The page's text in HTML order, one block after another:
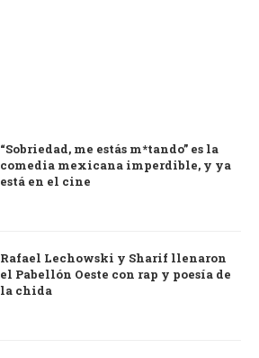
“Sobriedad, me estás m*tando” es la
comedia mexicana imperdible, y ya
está en el cine
Rafael Lechowski y Sharif llenaron
el Pabellón Oeste con rap y poesía de
la chida